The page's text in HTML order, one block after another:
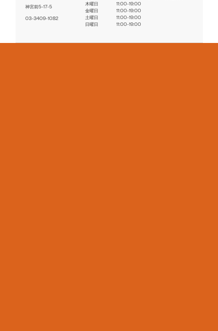
神宮前5-17-5
03-3409-1082
木曜日
11:00-19:00
金曜日
11:00-19:00
土曜日
11:00-19:00
日曜日
11:00-19:00